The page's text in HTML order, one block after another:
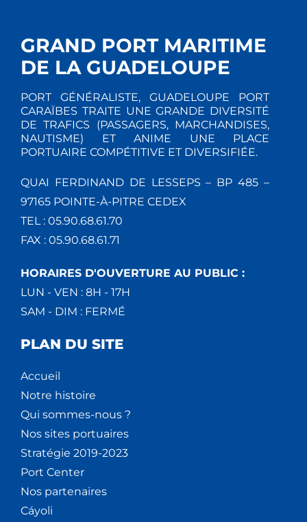
GRAND PORT MARITIME
DE LA GUADELOUPE
PORT GÉNÉRALISTE, GUADELOUPE PORT
CARAÏBES TRAITE UNE GRANDE DIVERSITÉ
DE TRAFICS (PASSAGERS, MARCHANDISES,
NAUTISME) ET ANIME UNE PLACE
PORTUAIRE COMPÉTITIVE ET DIVERSIFIÉE.
QUAI FERDINAND DE LESSEPS – BP 485 –
97165 POINTE-À-PITRE CEDEX
TEL : 05.90.68.61.70
FAX : 05.90.68.61.71
HORAIRES D'OUVERTURE AU PUBLIC :
LUN - VEN : 8H - 17H
SAM - DIM : FERMÉ
PLAN DU SITE
Accueil
Notre histoire
Qui sommes-nous ?
Nos sites portuaires
Stratégie 2019-2023
Port Center
Nos partenaires
Cáyoli